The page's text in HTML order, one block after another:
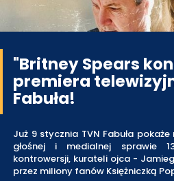
"Britney Spears
premiera
Fabuła!
Już 9 stycznia TVN Fabuła
głośnej i medialnej sprawie
kontrowersji, kurateli ojca -
przez miliony fanów Księżniczką